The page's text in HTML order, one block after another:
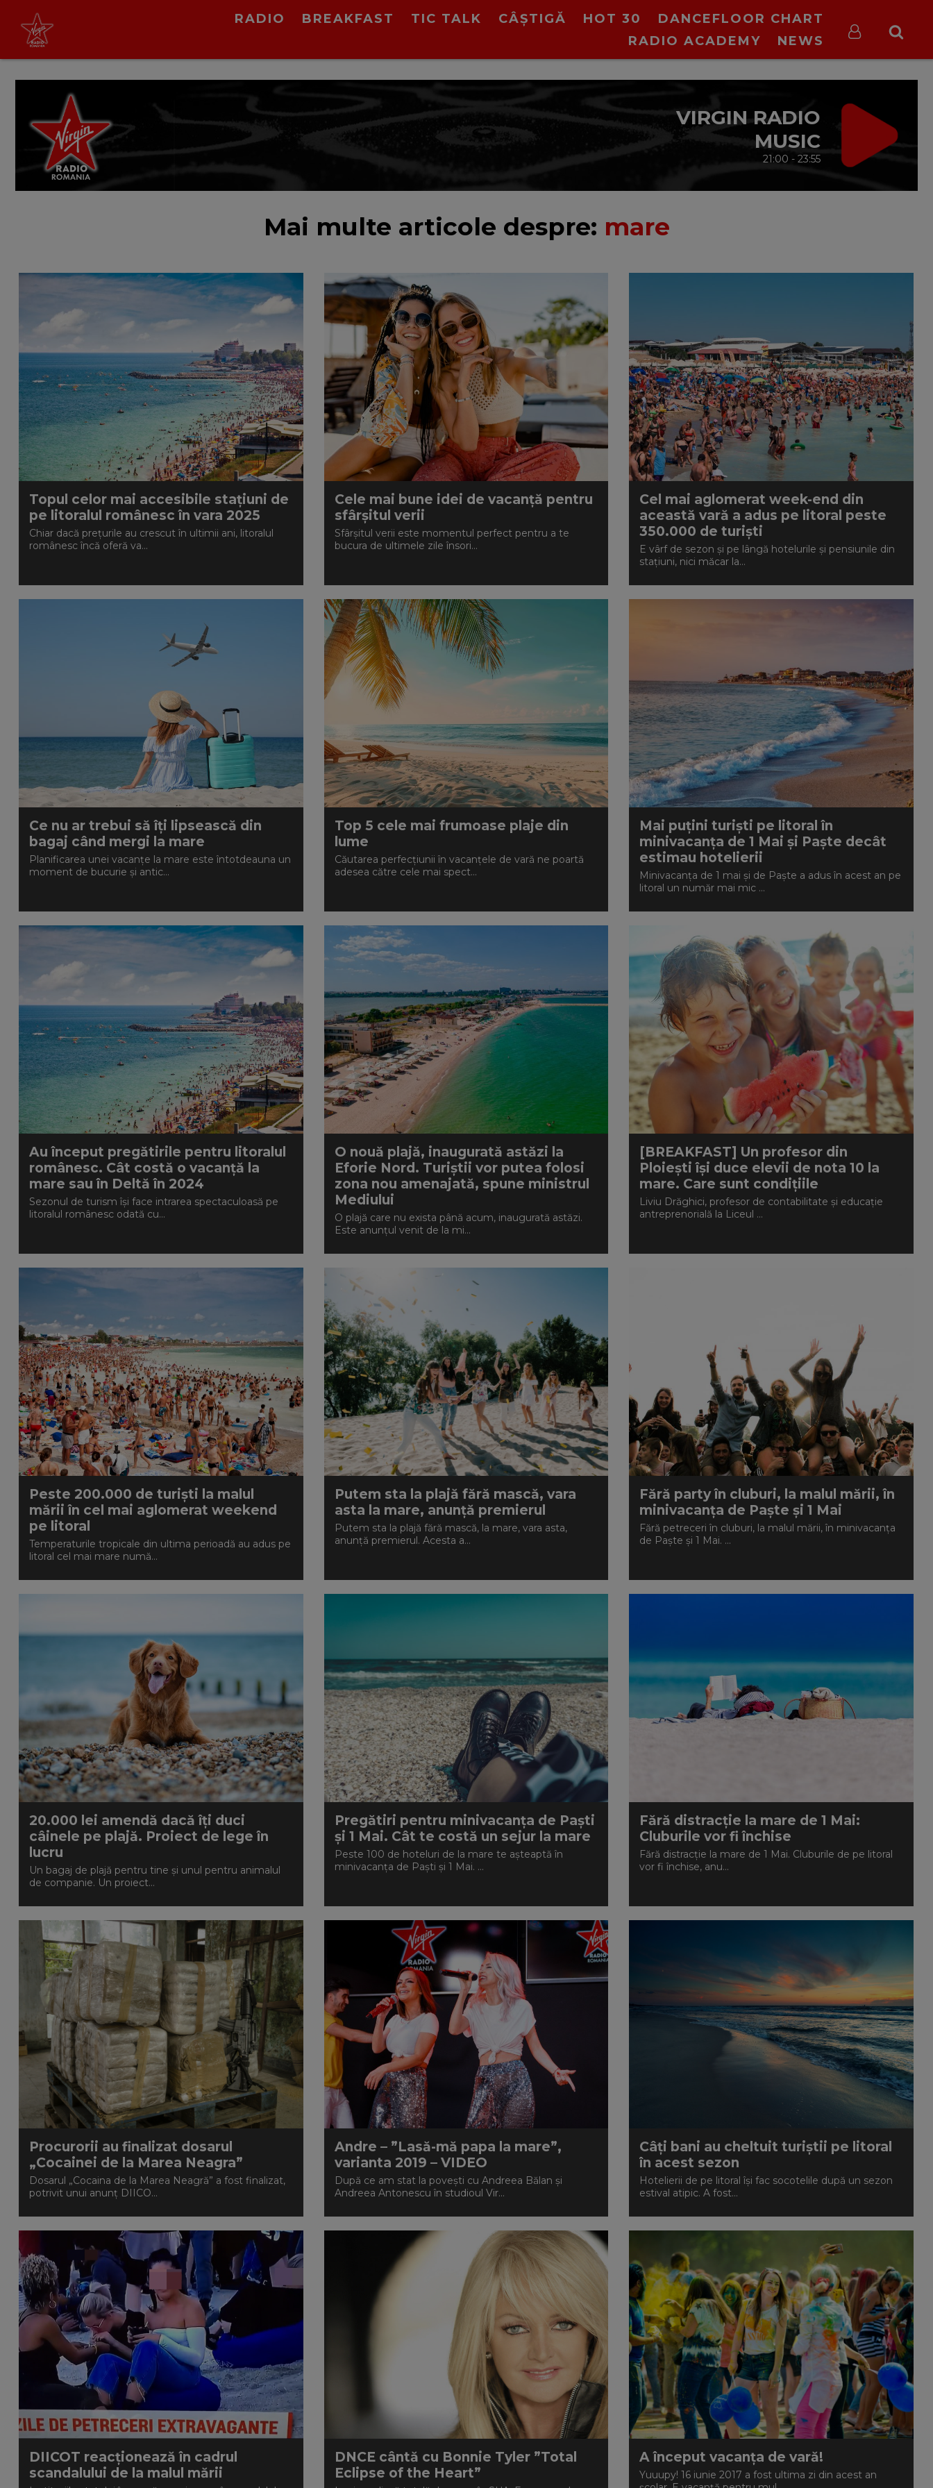
RADIO BREAKFAST TIC TALK CÂȘTIGĂ HOT 30
DANCEFLOOR CHART
RADIO ACADEMY
NEWS
VIRGIN RADIO
MUSIC
21:00 - 23:55
Mai multe articole despre: mare
Topul celor mai accesibile stațiuni de
pe litoralul românesc în vara 2025
Chiar dacă prețurile au crescut în ultimii ani, litoralul
românesc încă oferă va...
Cele mai bune idei de vacanță pentru
sfârșitul verii
Sfârșitul verii este momentul perfect pentru a te
bucura de ultimele zile însori...
Cel mai aglomerat week-end din
această vară a adus pe litoral peste
350.000 de turiști
E vârf de sezon și pe lângă hotelurile și pensiunile din
stațiuni, nici măcar la...
Ce nu ar trebui să îți lipsească din
bagaj când mergi la mare
Planificarea unei vacanțe la mare este întotdeauna un
moment de bucurie și antic...
Top 5 cele mai frumoase plaje din
lume
Căutarea perfecțiunii în vacanțele de vară ne poartă
adesea către cele mai spect...
Mai puțini turiști pe litoral în
minivacanța de 1 Mai și Paște decât
estimau hotelierii
Minivacanța de 1 mai și de Paște a adus în acest an pe
litoral un număr mai mic ...
Au început pregătirile pentru litoralul
românesc. Cât costă o vacanță la
mare sau în Deltă în 2024
Sezonul de turism își face intrarea spectaculoasă pe
litoralul românesc odată cu...
O nouă plajă, inaugurată astăzi la
Eforie Nord. Turiștii vor putea folosi
zona nou amenajată, spune ministrul
Mediului
O plajă care nu exista până acum, inaugurată astăzi.
Este anunțul venit de la mi...
[BREAKFAST] Un profesor din
Ploiești își duce elevii de nota 10 la
mare. Care sunt condițiile
Liviu Drăghici, profesor de contabilitate și educație
antreprenorială la Liceul ...
Peste 200.000 de turiști la malul
mării în cel mai aglomerat weekend
pe litoral
Temperaturile tropicale din ultima perioadă au adus pe
litoral cel mai mare numă...
Putem sta la plajă fără mască, vara
asta la mare, anunță premierul
Putem sta la plajă fără mască, la mare, vara asta,
anunță premierul. Acesta a...
Fără party în cluburi, la malul mării, în
minivacanța de Paște și 1 Mai
Fără petreceri în cluburi, la malul mării, în minivacanța
de Paște și 1 Mai. ...
20.000 lei amendă dacă îți duci
câinele pe plajă. Proiect de lege în
lucru
Un bagaj de plajă pentru tine și unul pentru animalul
de companie. Un proiect...
Pregătiri pentru minivacanța de Paști
și 1 Mai. Cât te costă un sejur la mare
Peste 100 de hoteluri de la mare te așteaptă în
minivacanța de Paști și 1 Mai. ...
Fără distracție la mare de 1 Mai:
Cluburile vor fi închise
Fără distracție la mare de 1 Mai. Cluburile de pe litoral
vor fi închise, anu...
Procurorii au finalizat dosarul
„Cocainei de la Marea Neagra”
Dosarul „Cocaina de la Marea Neagră” a fost finalizat,
potrivit unui anunț DIICO...
Andre – ”Lasă-mă papa la mare”,
varianta 2019 – VIDEO
După ce am stat la povești cu Andreea Bălan și
Andreea Antonescu în studioul Vir...
Câți bani au cheltuit turiștii pe litoral
în acest sezon
Hotelierii de pe litoral îşi fac socotelile după un sezon
estival atipic. A fost...
DIICOT reacționează în cadrul
scandalului de la malul mării
DNCE cântă cu Bonnie Tyler ”Total
Eclipse of the Heart”
A început vacanța de vară!
Yuuupy! 16 iunie 2017 a fost ultima zi din acest an